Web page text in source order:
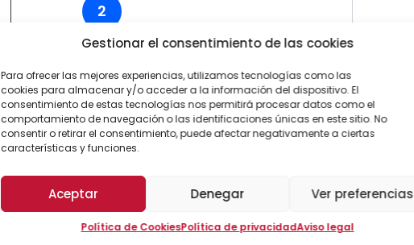
Gestionar el consentimiento de las cookies
Para ofrecer las mejores experiencias, utilizamos tecnologías como las
cookies para almacenar y/o acceder a la información del dispositivo. El
consentimiento de estas tecnologías nos permitirá procesar datos como el
comportamiento de navegación o las identificaciones únicas en este sitio. No
consentir o retirar el consentimiento, puede afectar negativamente a ciertas
características y funciones.
Aceptar Denegar Ver preferencias
Política de CookiesPolítica de privacidadAviso legal
2
Networking y
experiencias
Punto de encuentro para fortalecer
la relación y el vínculo entre